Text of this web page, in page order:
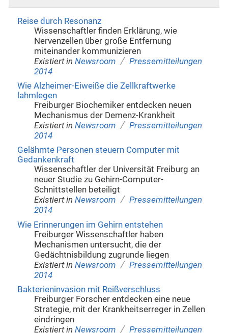
Reise durch Resonanz
Wissenschaftler finden Erklärung, wie
Nervenzellen über große Entfernung
miteinander kommunizieren
Existiert in Newsroom / Pressemitteilungen
2014
Wie Alzheimer-Eiweiße die Zellkraftwerke
lahmlegen
Freiburger Biochemiker entdecken neuen
Mechanismus der Demenz-Krankheit
Existiert in Newsroom / Pressemitteilungen
2014
Gelähmte Personen steuern Computer mit
Gedankenkraft
Wissenschaftler der Universität Freiburg an
neuer Studie zu Gehirn-Computer-
Schnittstellen beteiligt
Existiert in Newsroom / Pressemitteilungen
2014
Wie Erinnerungen im Gehirn entstehen
Freiburger Wissenschaftler haben
Mechanismen untersucht, die der
Gedächtnisbildung zugrunde liegen
Existiert in Newsroom / Pressemitteilungen
2014
Bakterieninvasion mit Reißverschluss
Freiburger Forscher entdecken eine neue
Strategie, mit der Krankheitserreger in Zellen
eindringen
Existiert in Newsroom / Pressemitteilungen